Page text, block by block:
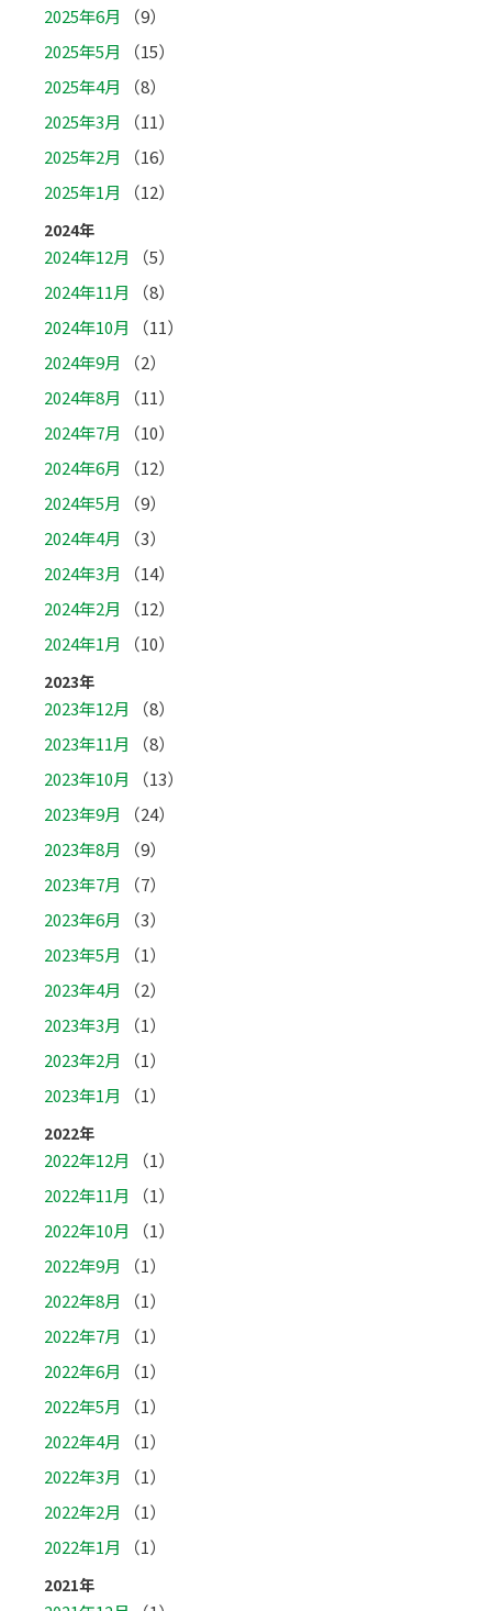
2025年6月
（9）
2025年5月
（15）
2025年4月
（8）
2025年3月
（11）
2025年2月
（16）
2025年1月
（12）
2024年
2024年12月
（5）
2024年11月
（8）
2024年10月
（11）
2024年9月
（2）
2024年8月
（11）
2024年7月
（10）
2024年6月
（12）
2024年5月
（9）
2024年4月
（3）
2024年3月
（14）
2024年2月
（12）
2024年1月
（10）
2023年
2023年12月
（8）
2023年11月
（8）
2023年10月
（13）
2023年9月
（24）
2023年8月
（9）
2023年7月
（7）
2023年6月
（3）
2023年5月
（1）
2023年4月
（2）
2023年3月
（1）
2023年2月
（1）
2023年1月
（1）
2022年
2022年12月
（1）
2022年11月
（1）
2022年10月
（1）
2022年9月
（1）
2022年8月
（1）
2022年7月
（1）
2022年6月
（1）
2022年5月
（1）
2022年4月
（1）
2022年3月
（1）
2022年2月
（1）
2022年1月
（1）
2021年